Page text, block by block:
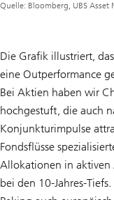
Quelle: Bloomberg, UBS
Die Grafik illustriert,
eine Outperformance
Bei Aktien haben wir
hochgestuft, die auch
Konjunkturimpulse
Fondsflüsse
Allokationen in aktiven
bei den 10-Jahres-